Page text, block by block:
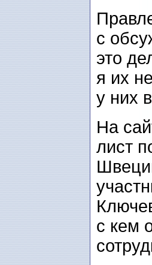
с
это
я их
у них
На
лист
с кем